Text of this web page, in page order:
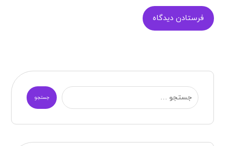
فرستادن دیدگاه
جستجو